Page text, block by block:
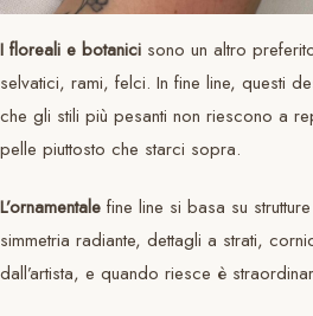
I floreali e botanici sono un altro
selvatici, rami, felci. In fine line, questi
che gli stili più pesanti non riescono a
pelle piuttosto che starci sopra.
L’ornamentale fine line si basa su
simmetria radiante, dettagli a strati,
dall’artista, e quando riesce è